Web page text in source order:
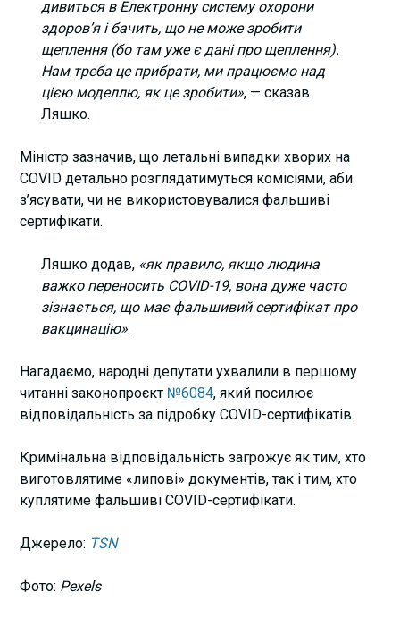
дивиться в Електронну систему охорони
здоров’я і бачить, що не може зробити
щеплення (бо там уже є дані про щеплення).
Нам треба це прибрати, ми працюємо над
цією моделлю, як це зробити», — сказав
Ляшко.
Міністр зазначив, що летальні випадки хворих на
COVID детально розглядатимуться комісіями, аби
з’ясувати, чи не використовувалися фальшиві
сертифікати.
Ляшко додав, «як правило, якщо людина
важко переносить COVID-19, вона дуже часто
зізнається, що має фальшивий сертифікат про
вакцинацію».
Нагадаємо, народні депутати ухвалили в першому
читанні законопроєкт №6084, який посилює
відповідальність за підробку COVID-сертифікатів.
Кримінальна відповідальність загрожує як тим, хто
виготовлятиме «липові» документів, так і тим, хто
куплятиме фальшиві COVID-сертифікати.
Джерело: TSN
Фото: Pexels